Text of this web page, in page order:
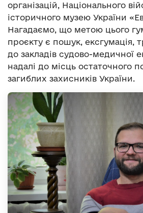
організацій, Національного
історичного музею України
Нагадаємо, що метою цього
проєкту є пошук, ексгумація,
до закладів судово-медичної
надалі до місць остаточного
загиблих захисників України.